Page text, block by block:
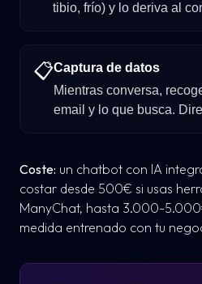
tibio, frío) y lo deriva al
📋Captura de datos
Mientras conversa,
email y lo que busca.
Coste: un chatbot con IA
costar desde 500€ si usas
ManyChat, hasta 3.000-
medida entrenado con tu